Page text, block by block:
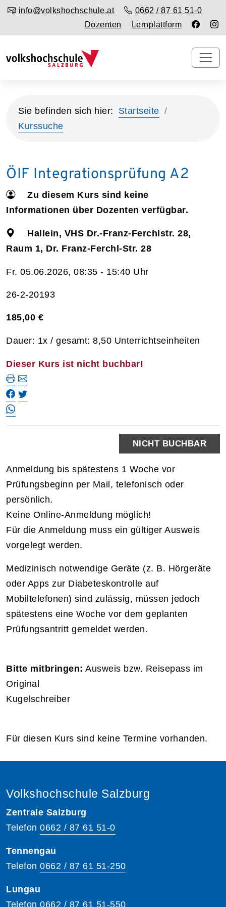
info@volkshochschule.at
0662 / 87 61 51-0
Dozenten
Lernplattform
Sie befinden sich hier:
Startseite
Kurssuche
ÖIF Integrationsprüfung A2
Zu diesem Kurs sind keine
Informationen über Dozenten verfügbar.
Hallein, VHS Dr.-Franz-Ferchlstr. 28,
Raum 1, Dr. Franz-Ferchl-Str. 28
Fr. 05.06.2026, 08:35 - 15:40 Uhr
26-2-20193
185,00 €
Dauer: 1x / gesamt: 8,50 Unterrichtseinheiten
Dieser Kurs ist nicht buchbar!
NICHT BUCHBAR
Anmeldung bis spätestens 1 Woche vor
Prüfungsbeginn per Mail, telefonisch oder
persönlich.
Keine Online-Anmeldung möglich!
Für die Anmeldung muss ein gültiger Ausweis
vorgelegt werden.
Medizinisch notwendige Geräte (z. B. Hörgeräte
oder Apps zur Diabeteskontrolle auf
Mobiltelefonen) sind zulässig, müssen jedoch
spätestens eine Woche vor dem geplanten
Prüfungsantritt gemeldet werden.
Bitte mitbringen: Ausweis bzw. Reisepass im
Original
Kugelschreiber
Für diesen Kurs sind keine Termine vorhanden.
Volkshochschule Salzburg
Zentrale Salzburg
Telefon 0662 / 87 61 51-0
Tennengau
Telefon 0662 / 87 61 51-250
Lungau
Telefon 0662 / 87 61 51-550